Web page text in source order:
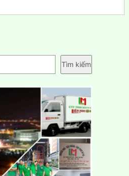
Tìm kiếm